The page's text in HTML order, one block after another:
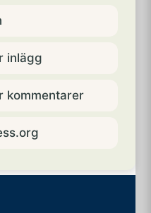
inlägg
kommentarer